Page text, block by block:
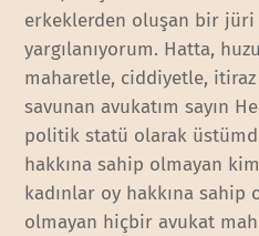
erkeklerden oluşan bir jüri
yargılanıyorum. Hatta,
maharetle, ciddiyetle,
savunan avukatım sayın
politik statü olarak
hakkına sahip olmayan
kadınlar oy hakkına sahip
olmayan hiçbir avukat